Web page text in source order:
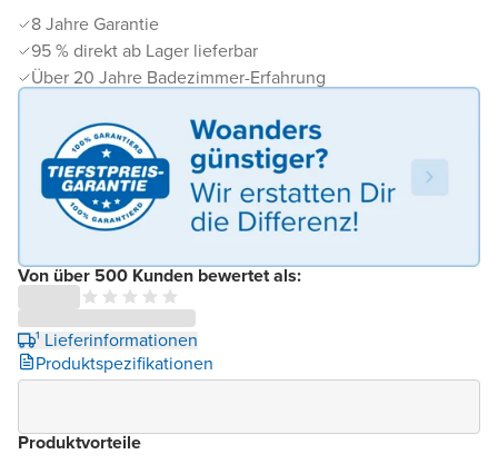
8 Jahre Garantie
95 % direkt ab Lager lieferbar
Über 20 Jahre Badezimmer-Erfahrung
Von über 500 Kunden bewertet als:
¹ Lieferinformationen
Produktspezifikationen
Produktvorteile